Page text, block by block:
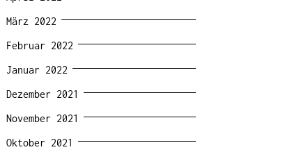
März 2022
Februar 2022
Januar 2022
Dezember 2021
November 2021
Oktober 2021